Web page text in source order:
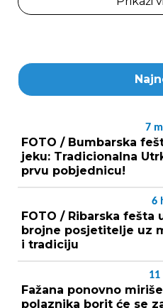
7
FOTO / Bumbarska
jeku: Tradicionalna
prvu pobjednicu!
6
FOTO / Ribarska fešta
brojne posjetitelje uz
i tradiciju
11
Fažana ponovno
polaznika borit će se